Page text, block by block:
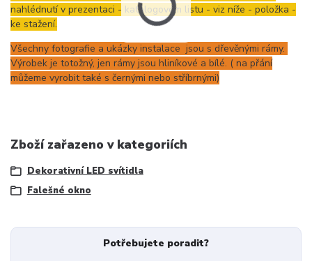
nahlédnutí v prezentaci - katalogovém listu - viz níže - položka -
ke stažení.
Všechny fotografie a ukázky instalace jsou s dřevěnými rámy.
Výrobek je totožný, jen rámy jsou hliníkové a bílé. ( na přání
můžeme vyrobit také s černými nebo stříbrnými)
Zboží zařazeno v kategoriích
Dekorativní LED svítidla
Falešné okno
Potřebujete poradit?